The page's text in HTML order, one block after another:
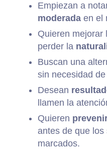
Empiezan a
moderada en el
Quieren mejorar
perder la
Buscan una
sin necesidad
Desean
llamen la
Quieren
antes de que
marcados.